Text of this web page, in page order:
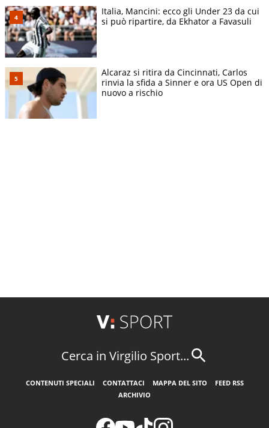
Italia, Mancini: ecco gli Under 23 da cui
si può ripartire, da Ekhator a Favasuli
Alcaraz si ritira da Cincinnati, Carlos
rinvia la sfida a Sinner e ora US Open di
nuovo a rischio
Cerca in Virgilio Sport...
CONTENUTI SPECIALI CONTATTACI MAPPA DEL SITO
FEED RSS
ARCHIVIO